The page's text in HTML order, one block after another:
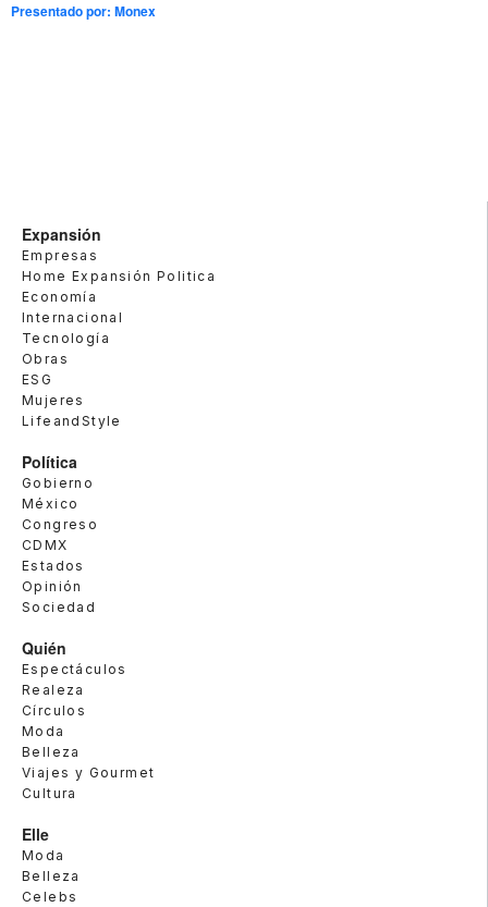
Presentado por:Monex
Expansión
Empresas
Home Expansión Politica
Economía
Internacional
Tecnología
Obras
ESG
Mujeres
LifeandStyle
Política
Gobierno
México
Congreso
CDMX
Estados
Opinión
Sociedad
Quién
Espectáculos
Realeza
Círculos
Moda
Belleza
Viajes y Gourmet
Cultura
Elle
Moda
Belleza
Celebs